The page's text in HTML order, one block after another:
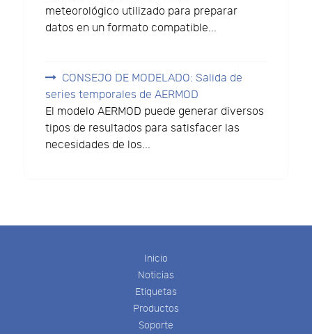
meteorológico utilizado para preparar
datos en un formato compatible...
CONSEJO DE MODELADO: Salida de
series temporales de AERMOD
El modelo AERMOD puede generar diversos
tipos de resultados para satisfacer las
necesidades de los...
Inicio
Noticias
Etiquetas
Productos
Soporte